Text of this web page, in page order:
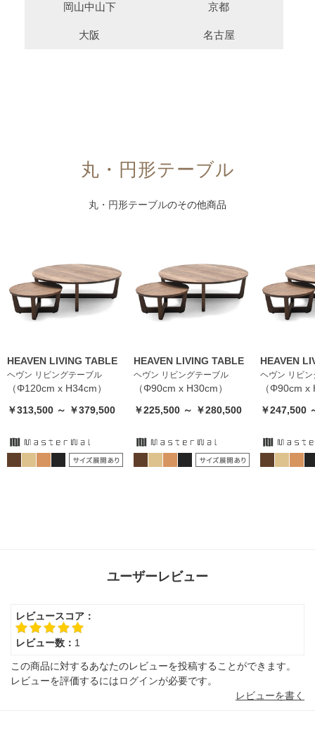
岡山中山下 京都
大阪 名古屋
丸・円形テーブル
丸・円形テーブルのその他商品
HEAVEN LIVING TABLE
ヘヴン リビングテーブル
（Φ120cm x H34cm）
￥313,500 ～ ￥379,500
HEAVEN LIVING TABLE
ヘヴン リビングテーブル
（Φ90cm x H30cm）
￥225,500 ～ ￥280,500
HEAVEN
ヘヴン リビ
（Φ90cm x
￥247,500
ユーザーレビュー
レビュースコア：
レビュー数： 1
この商品に対するあなたのレビューを投稿することができます。
レビューを評価するにはログインが必要です。
レビューを書く